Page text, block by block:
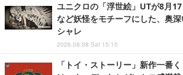
ユニクロの「浮世絵」UTが8月
など妖怪をモチーフにした、奥
シャレ
2026.08.08 Sat 15:10
「トイ・ストーリー」新作一番